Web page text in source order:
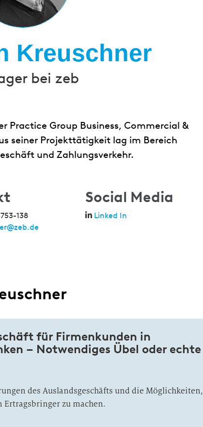
Kreuschner
bei zeb
Practice Group Business, Commercial &
seiner Projekttätigkeit lag im Bereich
und Zahlungsverkehr.
138
Social Media
Linked In
für Firmenkunden in
– Notwendiges Übel oder echte
des Auslandsgeschäfts und die Möglichkeiten,
Ertragsbringer zu machen.